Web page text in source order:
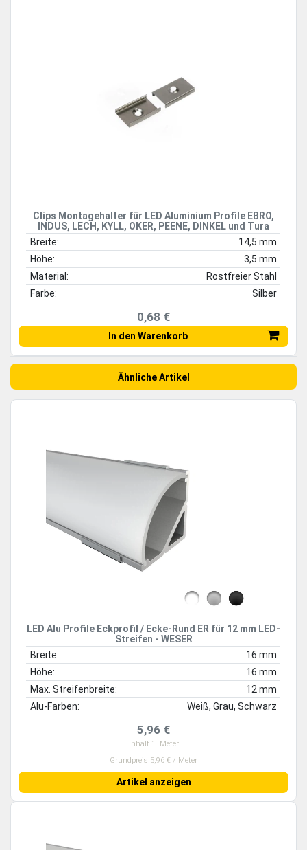
Clips Montagehalter für LED Aluminium Profile EBRO,
INDUS, LECH, KYLL, OKER, PEENE, DINKEL und Tura
Breite:
14,5 mm
Höhe:
3,5 mm
Material:
Rostfreier Stahl
Farbe:
Silber
0,68 €
In den Warenkorb
Ähnliche Artikel
LED Alu Profile Eckprofil / Ecke-Rund ER für 12 mm LED-
Streifen - WESER
Breite:
16 mm
Höhe:
16 mm
Max. Streifenbreite:
12 mm
Alu-Farben:
Weiß, Grau, Schwarz
5,96 €
Inhalt 1
Meter
Grundpreis 5,96 € / Meter
Artikel anzeigen